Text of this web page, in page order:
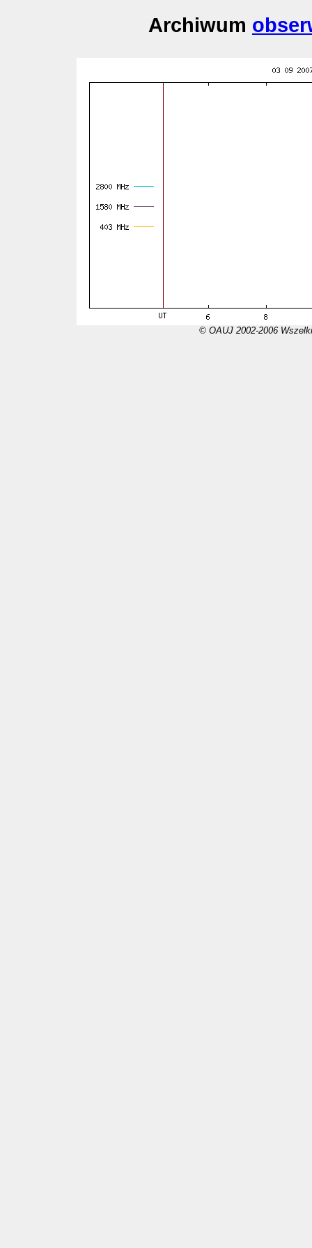
Archiwum
© OAUJ 2002-2006